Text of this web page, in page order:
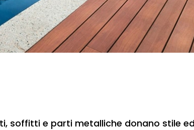
soffitti e parti metalliche donano stile